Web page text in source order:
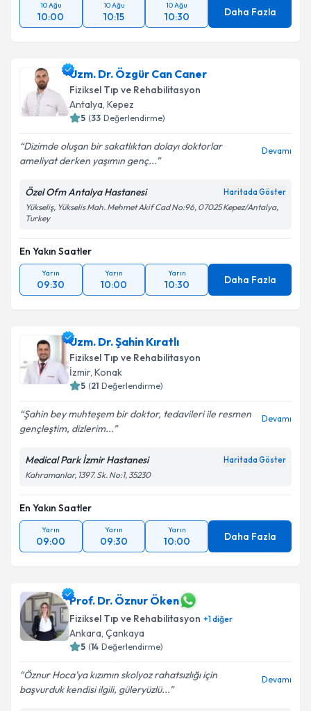
10 Ağu
10:00
10 Ağu
10:15
10 Ağu
10:30 Daha Fazla
Uzm. Dr. Özgür Can Caner
Fiziksel Tıp ve Rehabilitasyon
Antalya, Kepez
5 (33 Değerlendirme)
Dizimde oluşan bir sakatlıktan dolayı doktorlar
ameliyat derken yaşımın genç...
Devamı
Özel Ofm Antalya Hastanesi Haritada Göster
Yükseliş, Yükselis Mah. Mehmet Akif Cad No:96, 07025 Kepez/Antalya,
Turkey
En Yakın Saatler
Yarın
09:30
Yarın
10:00
Yarın
10:30 Daha Fazla
Uzm. Dr. Şahin Kıratlı
Fiziksel Tıp ve Rehabilitasyon
İzmir, Konak
5 (21 Değerlendirme)
Şahin bey muhteşem bir doktor, tedavileri ile resmen
gençleştim, dizlerim...
Devamı
Medical Park İzmir Hastanesi Haritada Göster
Kahramanlar, 1397. Sk. No:1, 35230
En Yakın Saatler
Yarın
09:00
Yarın
09:30
Yarın
10:00 Daha Fazla
Prof. Dr. Öznur Öken
Fiziksel Tıp ve Rehabilitasyon +1diğer
Ankara, Çankaya
5 (14 Değerlendirme)
Öznur Hoca'ya kızımın skolyoz rahatsızlığı için
başvurduk kendisi ilgili, güleryüzlü...
Devamı